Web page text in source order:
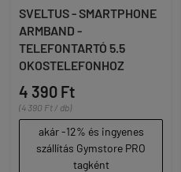
SVELTUS - SMARTPHONE
ARMBAND -
TELEFONTARTÓ 5.5
OKOSTELEFONHOZ
4 390 Ft
(4 390 Ft / db)
akár -12% és ingyenes
szállítás Gymstore PRO
tagként